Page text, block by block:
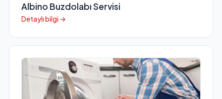
Albino Buzdolabı Servisi
Detaylı bilgi →